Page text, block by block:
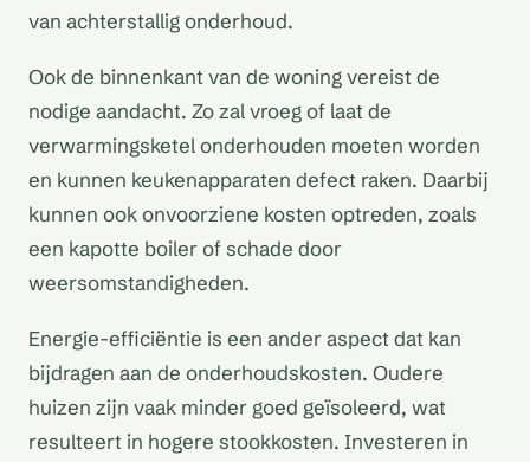
van achterstallig onderhoud.
Ook de binnenkant van de woning vereist de
nodige aandacht. Zo zal vroeg of laat de
verwarmingsketel onderhouden moeten worden
en kunnen keukenapparaten defect raken. Daarbij
kunnen ook onvoorziene kosten optreden, zoals
een kapotte boiler of schade door
weersomstandigheden.
Energie-efficiëntie is een ander aspect dat kan
bijdragen aan de onderhoudskosten. Oudere
huizen zijn vaak minder goed geïsoleerd, wat
resulteert in hogere stookkosten. Investeren in